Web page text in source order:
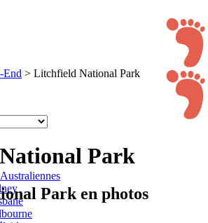
End > Litchfield National Park
Park
Park en photos